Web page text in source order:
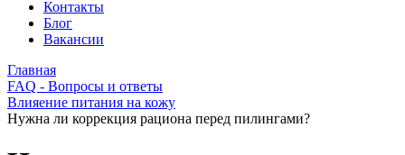
Контакты
Блог
Вакансии
Главная
FAQ - Вопросы и ответы
Влияение питания на кожу
Нужна ли коррекция рациона перед пилингами?